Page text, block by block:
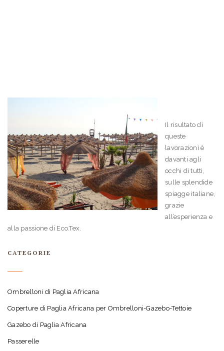
Il risultato di
queste
lavorazioni è
davanti agli
occhi di tutti,
sulle splendide
spiagge italiane,
grazie
all’esperienza e
alla passione di Eco.Tex.
CATEGORIE
Ombrelloni di Paglia Africana
Coperture di Paglia Africana per Ombrelloni-Gazebo-Tettoie
Gazebo di Paglia Africana
Passerelle